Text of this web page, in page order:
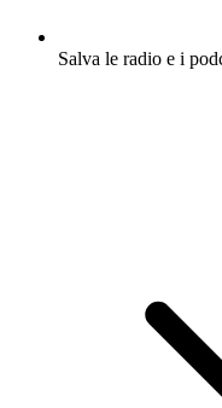
Salva le radio e i